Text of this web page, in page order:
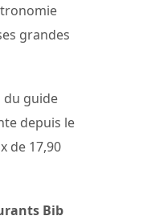
grandes
du guide
depuis le
de 17,90
Bib